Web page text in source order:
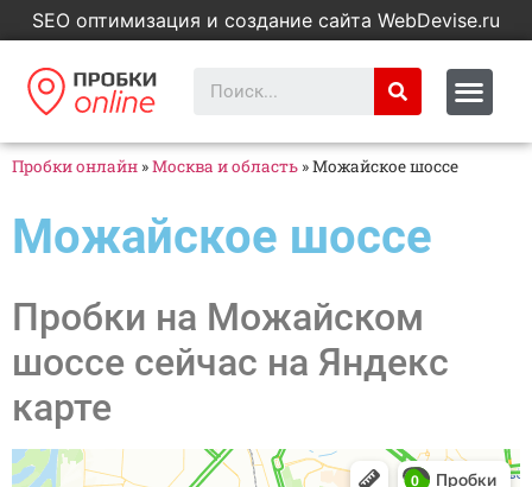
SEO оптимизация и создание сайта WebDevise.ru
Пробки онлайн »Москва и область »Можайское шоссе
Можайское шоссе
Пробки на Можайском
шоссе сейчас на Яндекс
карте